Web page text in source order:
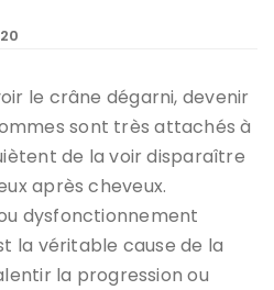
le crâne dégarni, devenir
sont très attachés à
de la voir disparaître
après cheveux.
dysfonctionnement
la véritable cause de la
la progression ou